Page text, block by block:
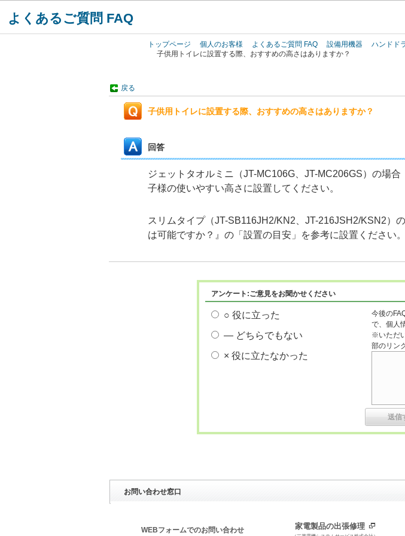
よくあるご質問 FAQ
トップページ 個人のお客様 よくあるご質問 FAQ 設備用機器 ハンドド
子供用トイレに設置する際、おすすめの高さはありますか？
戻る
子供用トイレに設置する際、おすすめの高さはありますか？
回答
ジェットタオルミニ（JT-MC106G、JT-MC206GS）の場
子様の使いやすい高さ に設置してください。
スリムタイプ（JT-SB116JH2/KN2、JT-216JSH2/KSN2）
は可能ですか？』の「設置の目安」を参考に設置ください。
アンケート:ご意見をお聞かせください
○ 役に立った
― どちらでもない
× 役に立たなかった
今後の
で、個人
※いただ
部のリン
お問い合わせ窓口
WEBフォームでのお問い合わせ 家電製品の出張修理